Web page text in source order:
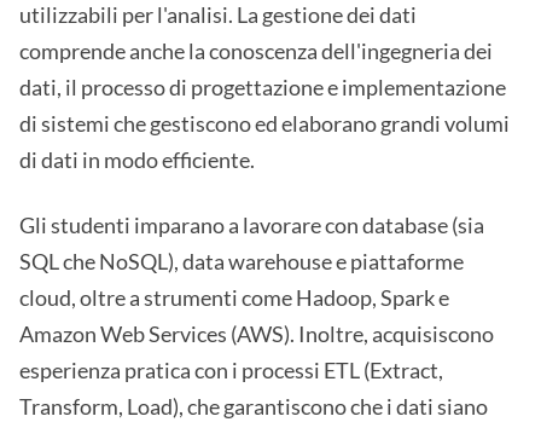
utilizzabili per l'analisi. La gestione dei dati
comprende anche la conoscenza dell'ingegneria dei
dati, il processo di progettazione e implementazione
di sistemi che gestiscono ed elaborano grandi volumi
di dati in modo efficiente.
Gli studenti imparano a lavorare con database (sia
SQL che NoSQL), data warehouse e piattaforme
cloud, oltre a strumenti come Hadoop, Spark e
Amazon Web Services (AWS). Inoltre, acquisiscono
esperienza pratica con i processi ETL (Extract,
Transform, Load), che garantiscono che i dati siano